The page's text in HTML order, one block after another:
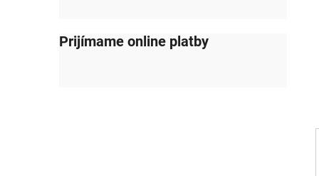
Prijímame online platby